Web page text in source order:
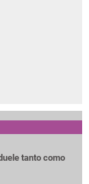
tanto como